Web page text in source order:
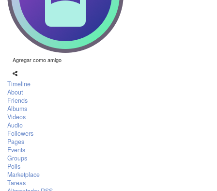
Agregar como amigo
Timeline
About
Friends
Albums
Videos
Audio
Followers
Pages
Events
Groups
Polls
Marketplace
Tareas